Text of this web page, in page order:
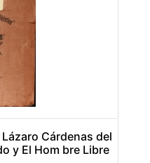
Cárdenas del
y El Hom bre Libre